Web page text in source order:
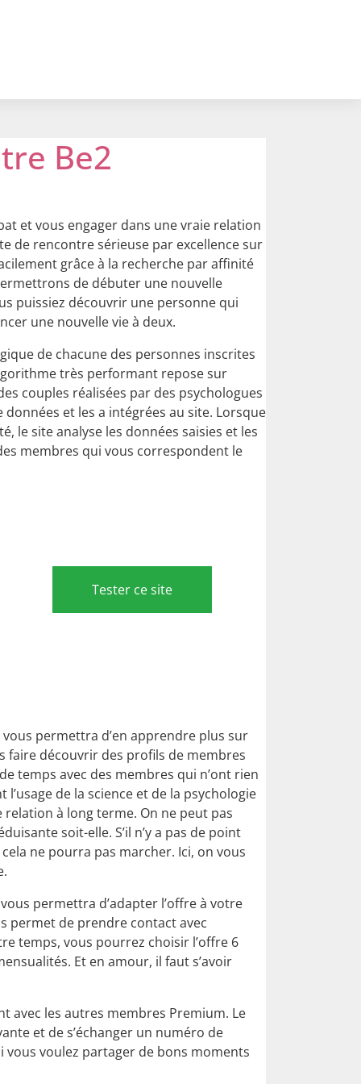
Be2
et vous engager dans une vraie relation
de rencontre sérieuse par excellence sur
grâce à la recherche par affinité
de débuter une nouvelle
puissiez découvrir une personne qui
une nouvelle vie à deux.
de chacune des personnes inscrites
très performant repose sur
couples réalisées par des psychologues
et les a intégrées au site. Lorsque
le site analyse les données saisies et les
membres qui vous correspondent le
Tester ce site
permettra d’en apprendre plus sur
faire découvrir des profils de membres
temps avec des membres qui n’ont rien
de la science et de la psychologie
à long terme. On ne peut pas
soit-elle. S’il n’y a pas de point
ne pourra pas marcher. Ici, on vous
permettra d’adapter l’offre à votre
permet de prendre contact avec
temps, vous pourrez choisir l’offre 6
Et en amour, il faut s’avoir
avec les autres membres Premium. Le
et de s’échanger un numéro de
vous voulez partager de bons moments